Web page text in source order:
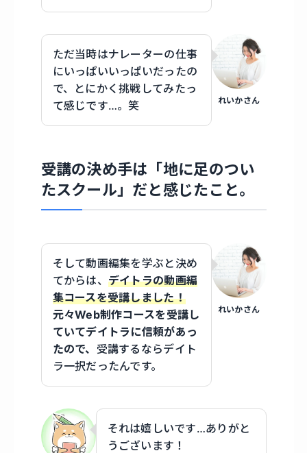
れいかさん
ただ当時はナレーターの仕事
にいっぱいいっぱいだったの
で、とにかく挑戦してみたっ
て感じです…。笑
受講の決め手は「地に足のつい
たスクール」だと感じたこと。
れいかさん
そして動画編集を学ぶと決め
てからは、 デイトラの動画編
集コースを受講しました！
元々Web制作コースを受講し
ていてデイトラに信頼があっ
たので、 受講するならデイト
ラ一択だったんです。
それは嬉しいです…ありがと
うございます！